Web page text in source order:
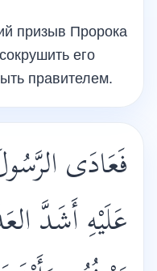
призыв Пророка
его
правителем.
فَعَادَى
عَلَيْهِ أَشَدَّ